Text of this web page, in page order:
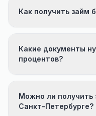
Как получить займ
Какие документы
процентов?
Можно ли получить
Санкт-Петербурге?